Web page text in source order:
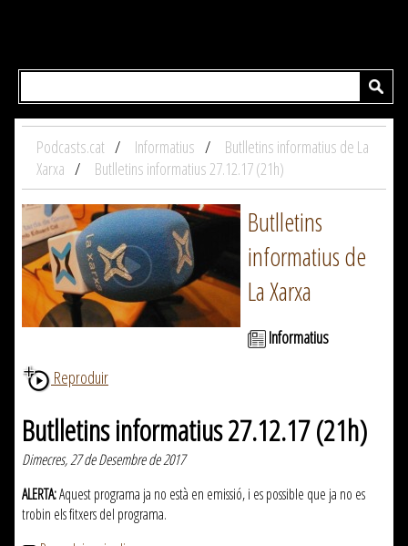
Podcasts.cat Informatius
Butlletins informatius de La
Xarxa
Butlletins informatius 27.12.17 (21h)
Butlletins
informatius de
La Xarxa
Informatius
Reproduir
Butlletins informatius 27.12.17 (21h)
Dimecres, 27 de Desembre de 2017
ALERTA:Aquest programa ja no està en emissió, i es possible que ja no es
trobin els fitxers del programa.